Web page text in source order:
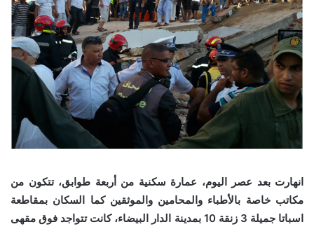
انهارت بعد عصر اليوم، عمارة سكنية من أربعة طوابق، تتكون من
مكاتب خاصة بالأطباء والمحامين والموثقين كما السكان بمقاطعة
اسباتا جميلة 3 زنقة 10 بمدينة الدار البيضاء، كانت تتواجد فوق مقهى